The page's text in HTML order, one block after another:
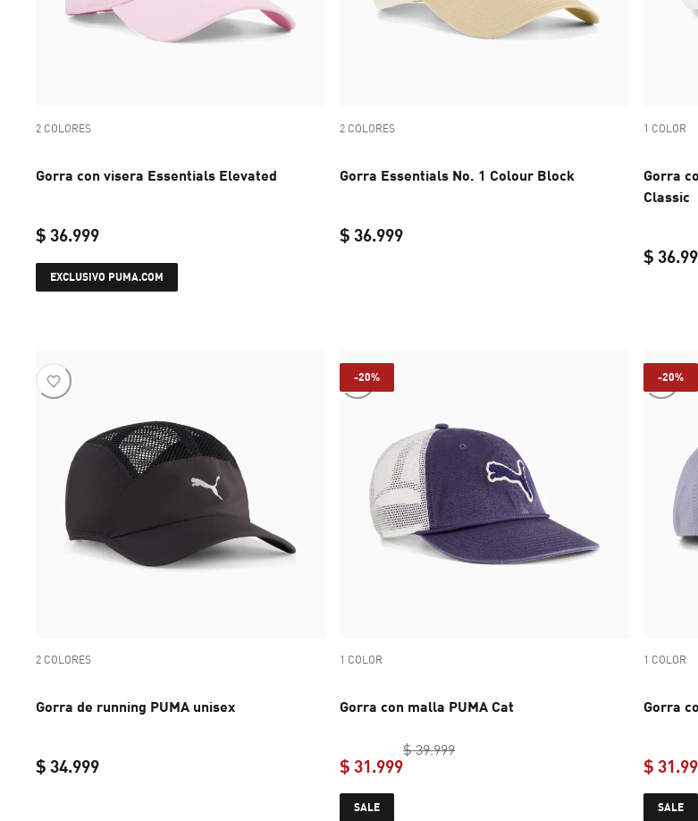
2 COLORES
Gorra con visera Essentials Elevated
$ 36.999
current price $ 36.999
EXCLUSIVO PUMA.COM
2 COLORES
Gorra Essentials No. 1 Colour Block
$ 36.999
1 COLOR
Gorra
Classic
$
2 COLORES
Gorra de running PUMA unisex
$ 34.999
-20%
1 COLOR
Gorra con malla PUMA Cat
$ 39.999original price $ 39.999
$ 31.999
SALE
-20%
1 COLOR
Gorra
$
SALE